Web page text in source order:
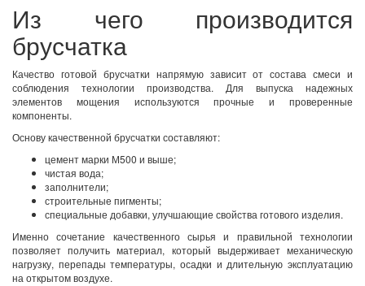
Из чего производится
брусчатка
Качество готовой брусчатки напрямую зависит от состава смеси и
соблюдения технологии производства. Для выпуска надежных
элементов мощения используются прочные и проверенные
компоненты.
Основу качественной брусчатки составляют:
цемент марки М500 и выше;
чистая вода;
заполнители;
строительные пигменты;
специальные добавки, улучшающие свойства готового изделия.
Именно сочетание качественного сырья и правильной технологии
позволяет получить материал, который выдерживает механическую
нагрузку, перепады температуры, осадки и длительную эксплуатацию
на открытом воздухе.